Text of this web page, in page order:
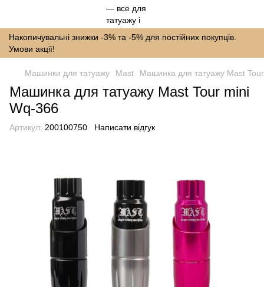
Накопичувальні знижки -3% та -5% для постійних покупців.
Умови акції!
Машинки для татуажу Mast Машинка для татуажу Mast
Машинка для татуажу Mast Tour mini
Wq-366
Артикул: 200100750 Написати відгук